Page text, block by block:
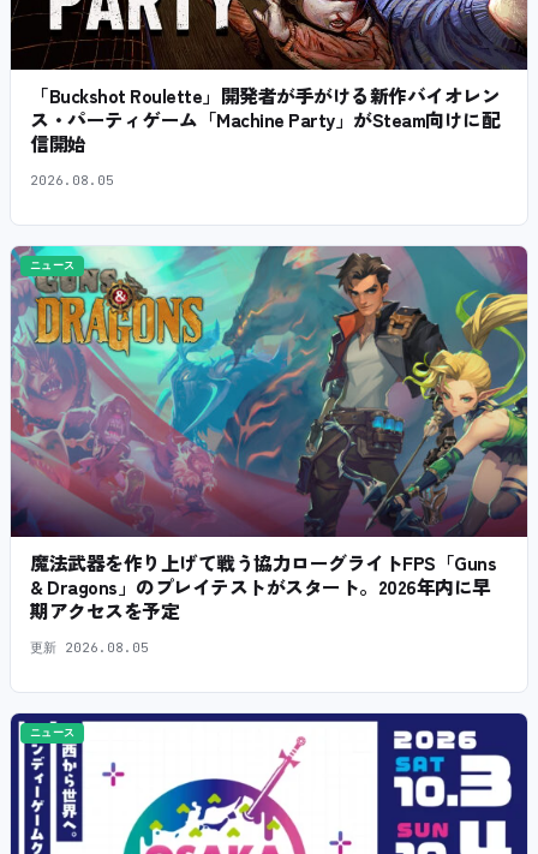
「Buckshot Roulette」開発者が手がける新作バイオレン
ス・パーティゲーム「Machine Party」がSteam向けに配
信開始
2026.08.05
ニュース
魔法武器を作り上げて戦う協力ローグライトFPS「Guns
& Dragons」のプレイテストがスタート。2026年内に早
期アクセスを予定
更新 2026.08.05
ニュース